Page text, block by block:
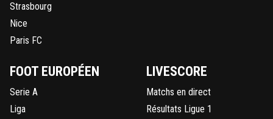
Strasbourg
Nice
Paris FC
FOOT EUROPÉEN
Serie A
Liga
LIVESCORE
Matchs en direct
Résultats Ligue 1